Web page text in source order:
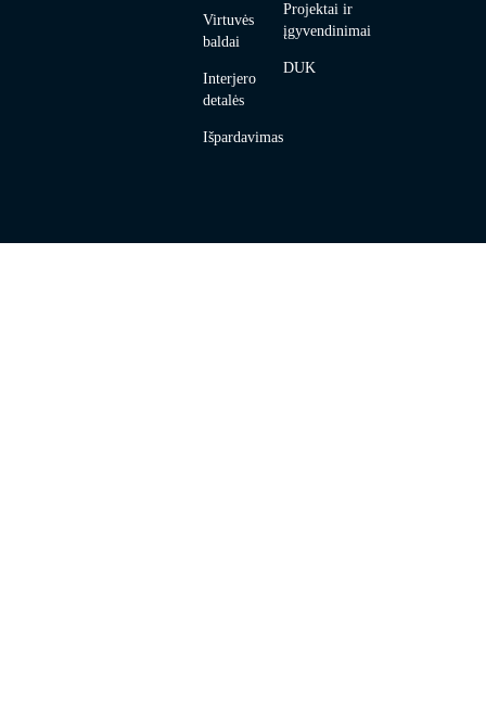
Virtuvės
baldai
Interjero
detalės
Išpardavimas
Projektai ir
įgyvendinimai
DUK